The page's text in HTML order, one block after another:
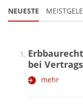
NEUESTE
bei
mehr